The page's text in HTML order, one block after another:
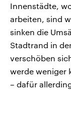
Innenstädte,
arbeiten, sind
sinken die
Stadtrand in
verschöben
werde weniger
– dafür